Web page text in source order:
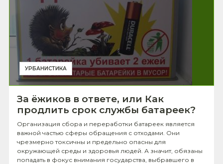
УРБАНИСТИКА
За ёжиков в ответе, или Как
продлить срок службы батареек?
Организация сбора и переработки батареек является
важной частью сферы обращения с отходами. Они
чрезмерно токсичны и предельно опасны для
окружающей среды и здоровья людей. А значит, обязаны
попадать в фокус внимания государства, выбравшего в